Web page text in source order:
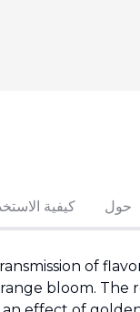
حول كيفية
of
bloom. The